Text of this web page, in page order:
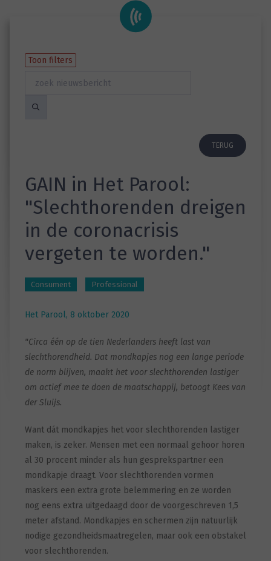
Toon filters
TERUG
GAIN in Het Parool:
"Slechthorenden dreigen
in de coronacrisis
vergeten te worden."
Consument Professional
Het Parool, 8 oktober 2020
"Circa één op de tien Nederlanders heeft last van
slechthorendheid. Dat mondkapjes nog een lange periode
de norm blijven, maakt het voor slechthorenden lastiger
om actief mee te doen de maatschappij, betoogt Kees van
der Sluijs.
Want dát mondkapjes het voor slechthorenden lastiger
maken, is zeker. Mensen met een normaal gehoor horen
al 30 procent minder als hun gesprekspartner een
mondkapje draagt. Voor slechthorenden vormen
maskers een extra grote belemmering en ze worden
nog eens extra uitgedaagd door de voorgeschreven 1,5
meter afstand. Mondkapjes en schermen zijn natuurlijk
nodige gezondheidsmaatregelen, maar ook een obstakel
voor slechthorenden.